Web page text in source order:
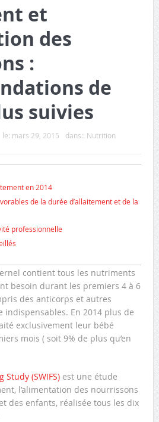
et
des
:
de
suivies
le: mars 29, 2015 dans:: Nutrition
en 2014
de la durée d’allaitement et de la
professionnelle
contient tous les nutriments
besoin durant les premiers 4 à 6
des anticorps et autres
indispensables. En 2014 plus de
exclusivement leur bébé
mois ( soit 9% de plus qu’en
Study (SWIFS)est une étude
l’alimentation des nourrissons
des enfants, réalisée tous les dix